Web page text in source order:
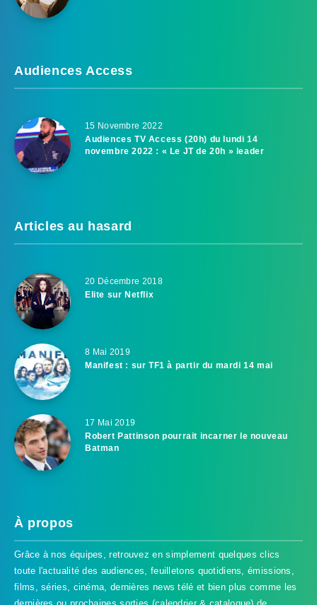
Audiences Access
15 Novembre 2022
Audiences TV Access (20h) du lundi 14
novembre 2022 : « Le JT de 20h » leader
Articles au hasard
20 Décembre 2018
Elite sur Netflix
8 Mai 2019
Manifest : sur TF1 à partir du mardi 14 mai
17 Mai 2019
Robert Pattinson pourrait incarner le nouveau
Batman
À propos
Grâce à nos équipes, retrouvez en simplement quelques clics
toute l'actualité des audiences, feuilletons quotidiens, émissions,
films, séries, cinéma, dernières news télé et bien plus comme les